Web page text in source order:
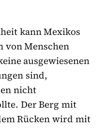
kann Mexikos
von Menschen
ausgewiesenen
sind,
nicht
Der Berg mit
Rücken wird mit